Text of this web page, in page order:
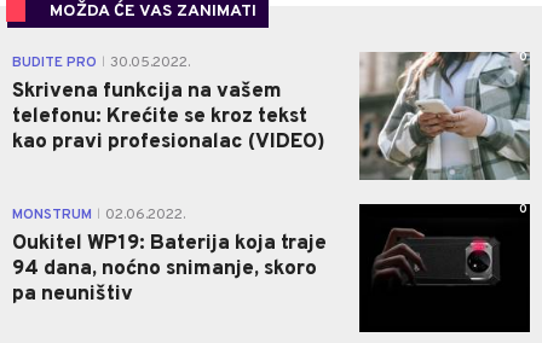
MOŽDA ĆE VAS ZANIMATI
BUDITE PRO 30.05.2022.
Skrivena funkcija na vašem
telefonu: Krećite se kroz tekst
kao pravi profesionalac (VIDEO)
0
MONSTRUM 02.06.2022.
Oukitel WP19: Baterija koja traje
94 dana, noćno snimanje, skoro
pa neuništiv
0